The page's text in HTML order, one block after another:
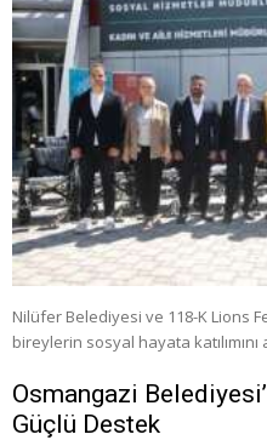
Nilüfer Belediyesi ve 118-K Lions
bireylerin sosyal hayata katılımını
Osmangazi
Güçlü Destek